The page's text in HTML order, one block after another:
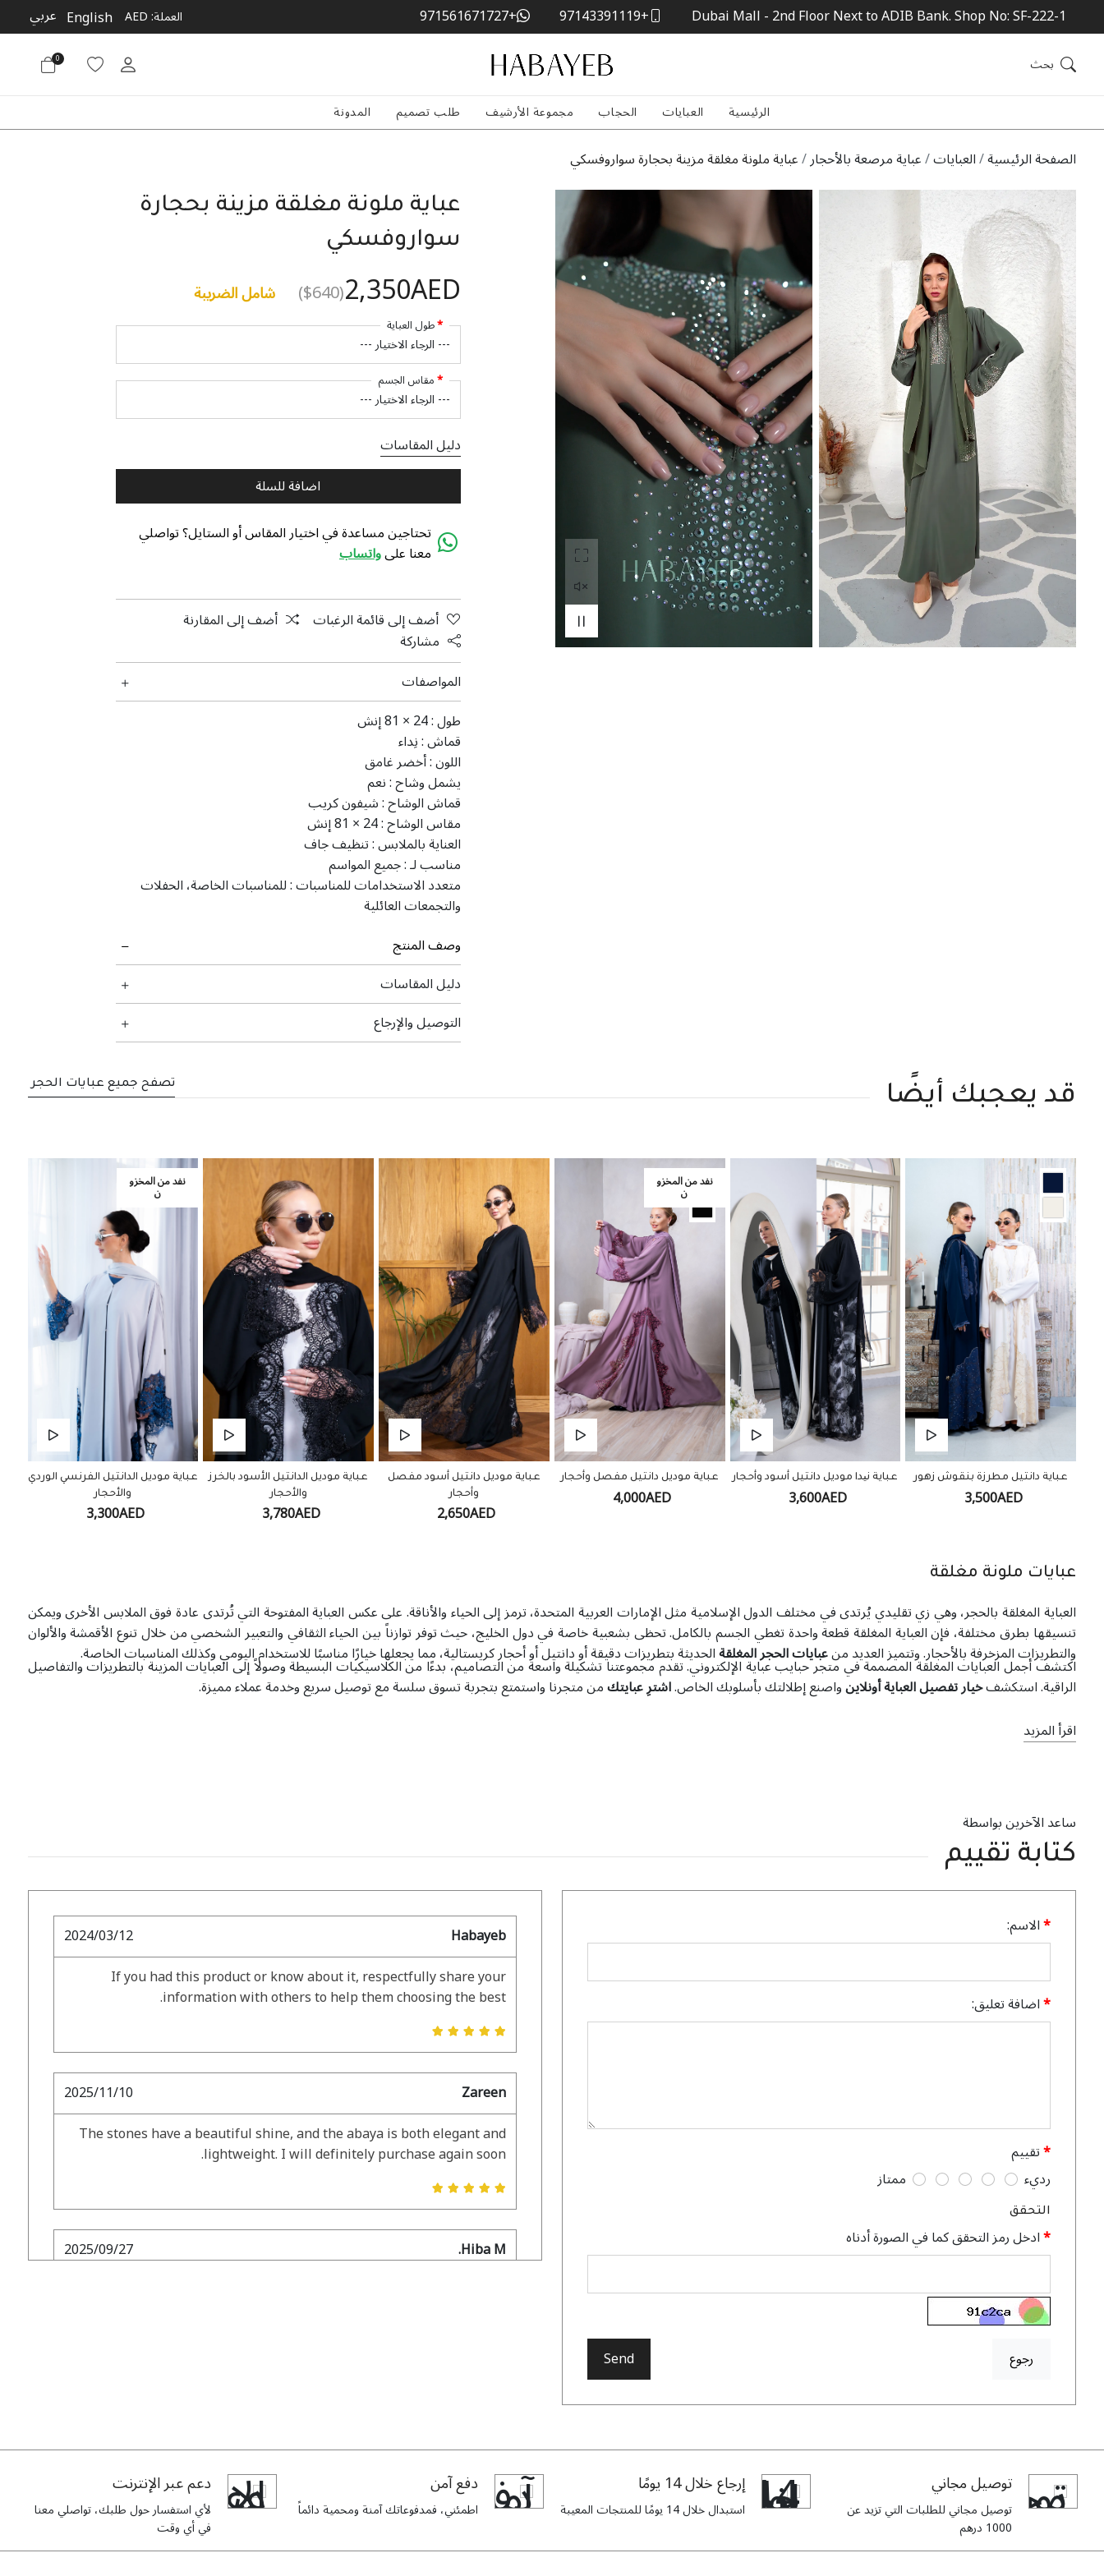
Dubai Mall - 2nd Floor Next to ADIB Bank. Shop No: SF-222-1
+97143391119
+971561671727 العملة:AED
English عربي
بحث 0
الرئيسية العبايات الحجاب مجموعة الأرشيف طلب تصميم المدونة
الصفحة الرئيسية العبايات عباية مرصعة بالأحجار عباية ملونة مغلقة مزينة بحجارة سواروفسكي
عباية ملونة مغلقة مزينة بحجارة
سواروفسكي
2,350AED
($640) شامل الضريبة
طول العباية
مقاس الجسم
دليل المقاسات
اضافة للسلة
تحتاجين مساعدة في اختيار المقاس أو الستايل؟ تواصلي
معنا علىواتساب
أضف إلى قائمة الرغبات أضف إلى المقارنة
مشاركة
المواصفات
طول :24 × 81 إنش
قماش :نِداء
اللون :أخضر غامق
يشمل وشاح :نعم
قماش الوشاح :شيفون كريب
مقاس الوشاح :24 × 81 إنش
العناية بالملابس :تنظيف جاف
مناسب لـ :جميع المواسم
متعدد الاستخدامات للمناسبات :للمناسبات الخاصة، الحفلات
والتجمعات العائلية
وصف المنتج
دليل المقاسات
التوصيل والإرجاع
قد يعجبك أيضًا تصفح جميع عبايات الحجر
نفد من المخزو
ن
عباية موديل الدانتيل الفرنسي الوردي
والأحجار
3,300AED
عباية موديل الدانتيل الأسود بالخرز
والأحجار
3,780AED
عباية موديل دانتيل أسود مفصل
وأحجار
2,650AED
نفد من المخزو
ن
عباية موديل دانتيل مفصل وأحجار
4,000AED
عباية نیدا موديل دانتيل أسود وأحجار
3,600AED
عباية دانتيل مطرزة بنقوش زهور
3,500AED
عبايات ملونة مغلقة
العباية المغلقة بالحجر، وهي زي تقليدي يُرتدى في مختلف الدول الإسلامية مثل الإمارات العربية المتحدة، ترمز إلى الحياء والأناقة. على عكس العباية المفتوحة التي تُرتدى عادة فوق الملابس الأخرى ويمكن
تنسيقها بطرق مختلفة، فإن العباية المغلقة قطعة واحدة تغطي الجسم بالكامل. تحظى بشعبية خاصة في دول الخليج، حيث توفر توازناً بين الحياء الثقافي والتعبير الشخصي من خلال تنوع الأقمشة والألوان
والتطريزات المزخرفة بالأحجار. وتتميز العديد منعبايات الحجر المغلقةالحديثة بتطريزات دقيقة أو دانتيل أو أحجار كريستالية، مما يجعلها خيارًا مناسبًا للاستخدام اليومي وكذلك المناسبات الخاصة.
اكتشف أجمل العبايات المغلقة المصممة في متجر حبايب عباية الإلكتروني. تقدم مجموعتنا تشكيلة واسعة من التصاميم، بدءًا من الكلاسيكيات البسيطة وصولاً إلى العبايات المزينة بالتطريزات والتفاصيل
الراقية. استكشفخيار تفصيل العباية أونلاينواصنع إطلالتك بأسلوبك الخاص.اشترِ عبايتكمن متجرنا واستمتع بتجربة تسوق سلسة مع توصيل سريع وخدمة عملاء مميزة.
اقرأ المزيد
ساعد الآخرين بواسطة
كتابة تقييم
الاسم:
اضافة تعليق:
تقييم
رديء
ممتاز
التحقق
ادخل رمز التحقق كما في الصورة أدناه
رجوع Send
Habayeb
2024/03/12
If you had this product or know about it, respectfully share your
information with others to help them choosing the best.
Zareen
2025/11/10
The stones have a beautiful shine, and the abaya is both elegant and
lightweight. I will definitely purchase again soon.
Hiba M.
2025/09/27
This was my first purchase from Habayeb, and I’m blown away. The
quality, service, and design are unmatched. توصيل مجاني
توصيل مجاني للطلبات التي تزيد عن
1000 درهم
إرجاع خلال 14 يومًا
استبدال خلال 14 يومًا للمنتجات المعيبة
دفع آمن
اطمئني، فمدفوعاتك آمنة ومحمية دائماً
دعم عبر الإنترنت
لأي استفسار حول طلبك، تواصلي معنا
في أي وقت